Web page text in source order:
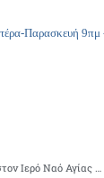
Παρασκευή
Συνεχίζουμε τη συγκέντρωση φαρμάκων του Ιατρείου Κοινωνικής Αποστολής στον Ιερό Ναό Αγίας Μαρκέλλας στο Βοτανικό το Σάββατο 19/1/2013